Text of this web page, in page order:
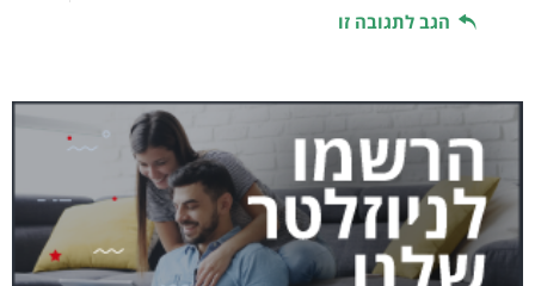
הגב לתגובה זו